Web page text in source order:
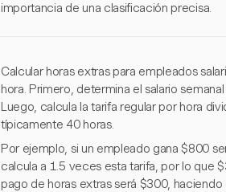
importancia de una clasificación precisa.
Calcular horas extras para empleados
hora. Primero, determina el salario
Luego, calcula la tarifa regular por hora
típicamente 40 horas.
Por ejemplo, si un empleado gana $800
calcula a 1.5 veces esta tarifa, por lo que
pago de horas extras será $300,